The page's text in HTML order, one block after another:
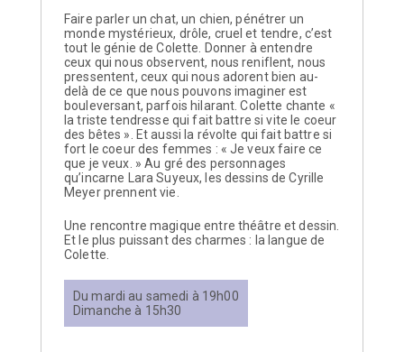
Faire parler un chat, un chien, pénétrer un
monde mystérieux, drôle, cruel et tendre, c’est
tout le génie de Colette. Donner à entendre
ceux qui nous observent, nous reniflent, nous
pressentent, ceux qui nous adorent bien au-
delà de ce que nous pouvons imaginer est
bouleversant, parfois hilarant. Colette chante «
la triste tendresse qui fait battre si vite le coeur
des bêtes ». Et aussi la révolte qui fait battre si
fort le coeur des femmes : « Je veux faire ce
que je veux. » Au gré des personnages
qu’incarne Lara Suyeux, les dessins de Cyrille
Meyer prennent vie.
Une rencontre magique entre théâtre et dessin.
Et le plus puissant des charmes : la langue de
Colette.
Du mardi au samedi à 19h00
Dimanche à 15h30